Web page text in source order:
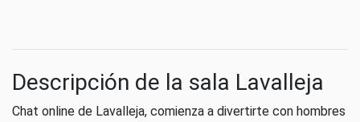
Descripción de la sala Lavalleja
Chat online de Lavalleja, comienza a divertirte con hombres